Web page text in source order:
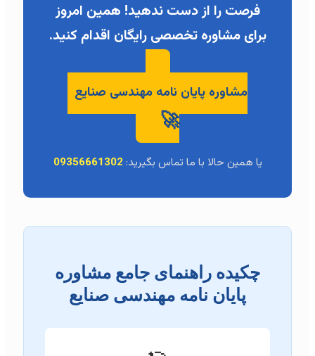
فرصت را از دست ندهید! همین امروز
برای مشاوره تخصصی رایگان اقدام کنید.
مشاوره پایان نامه مهندسی صنایع
🚀
یا همین حالا با ما تماس بگیرید:09356661302
چکیده راهنمای جامع مشاوره
پایان نامه مهندسی صنایع